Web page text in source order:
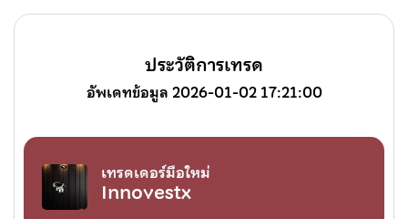
ประวัติการเทรด
อัพเดทข้อมูล 2026-01-02 17:21:00
เทรดเดอร์มือใหม่
Innovestx